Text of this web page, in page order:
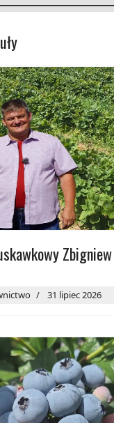
31 lipiec 2026